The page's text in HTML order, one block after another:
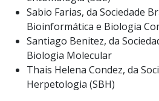
Sabio Farias, da Sociedade
Bioinformática e Biologia
Santiago Benitez, da
Biologia Molecular
Thais Helena Condez, da
Herpetologia (SBH)